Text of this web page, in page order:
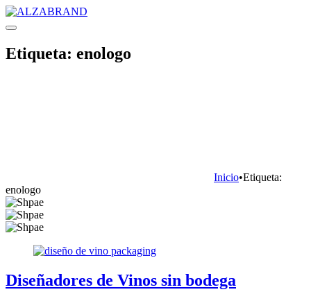
Etiqueta: enologo
Inicio•Etiqueta:
enologo
Diseñadores de Vinos sin bodega